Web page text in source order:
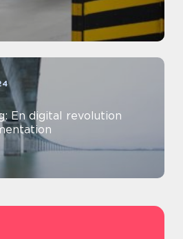
En digital revolution